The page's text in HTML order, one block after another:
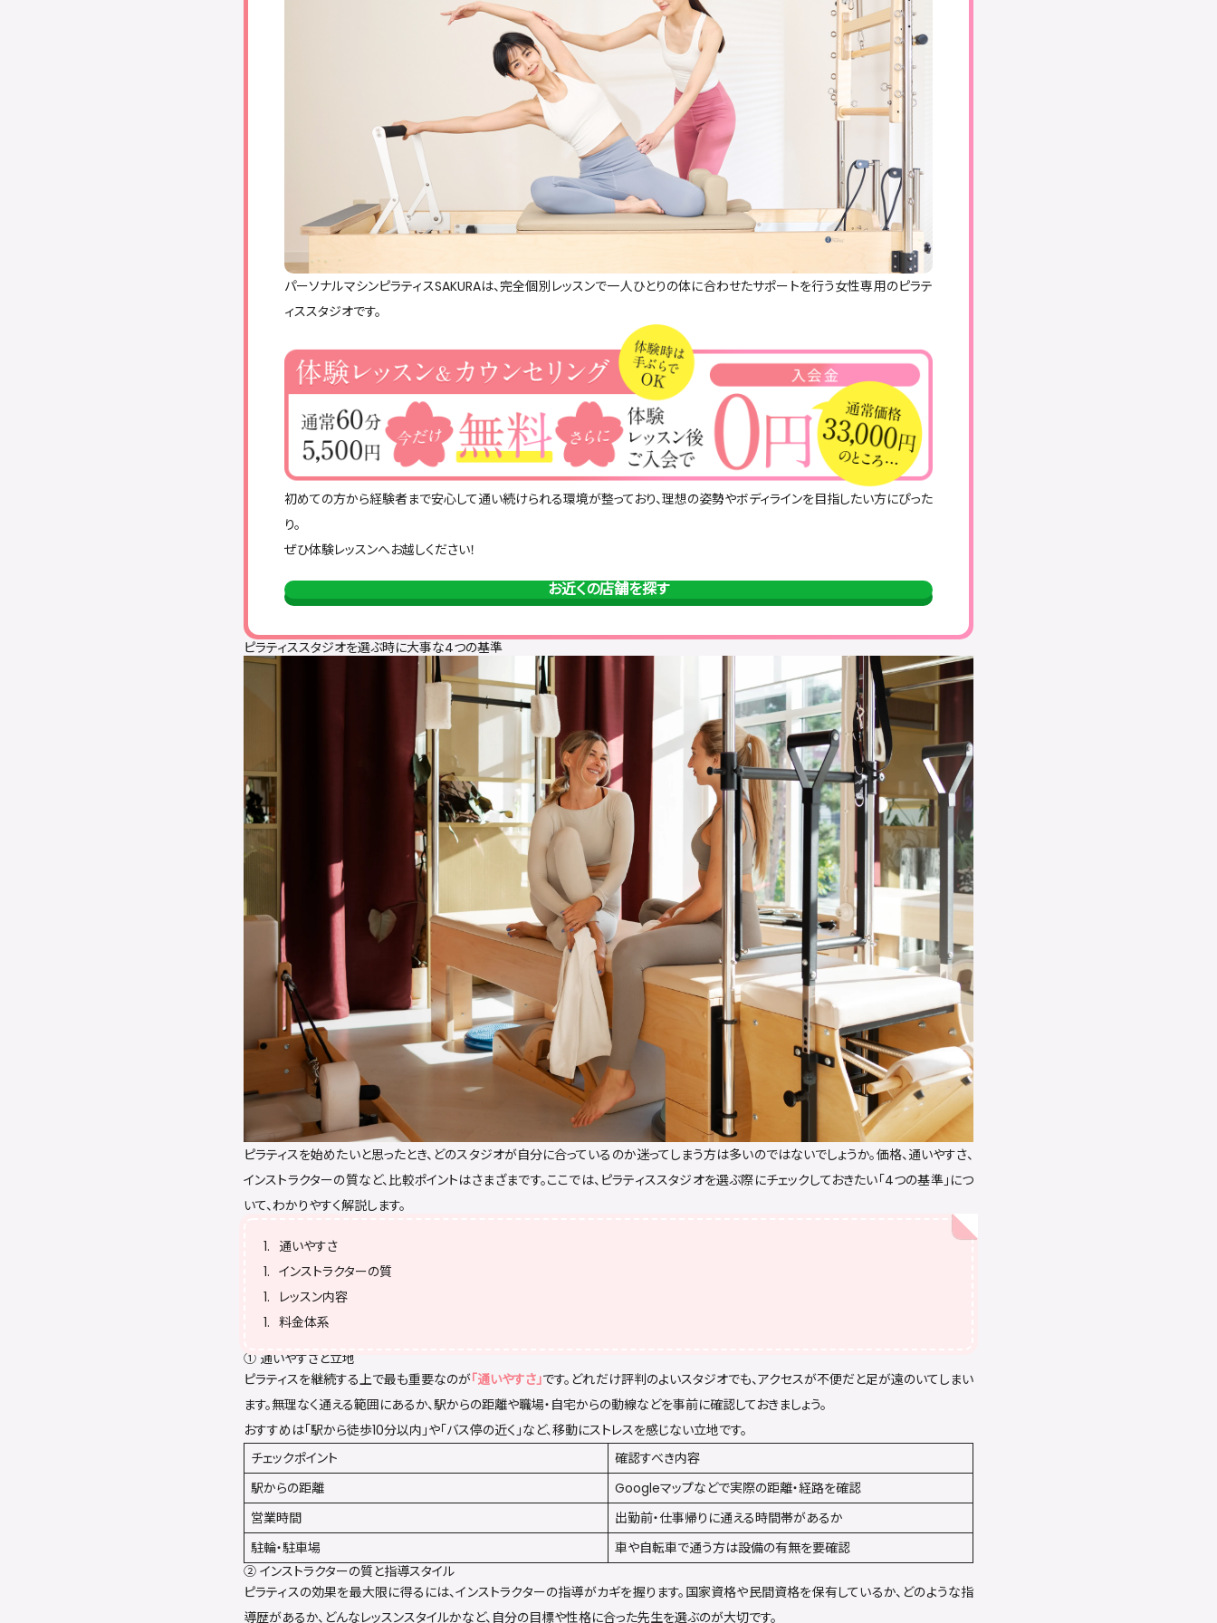
パーソナルマシンピラティスSAKURAは、完全個別レッスンで一人ひとりの体に合わせたサポートを行う女性専用のピラテ
ィススタジオです。
初めての方から経験者まで安心して通い続けられる環境が整っており、理想の姿勢やボディラインを目指したい方にぴった
り。
ぜひ体験レッスンへお越しください！
お近くの店舗を探す
ピラティススタジオを選ぶ時に大事な4つの基準
ピラティスを始めたいと思ったとき、どのスタジオが自分に合っているのか迷ってしまう方は多いのではないでしょうか。価格、通いやすさ、
インストラクターの質など、比較ポイントはさまざまです。ここでは、ピラティススタジオを選ぶ際にチェックしておきたい「4つの基準」につ
いて、わかりやすく解説します。
通いやすさ
インストラクターの質
レッスン内容
料金体系
① 通いやすさと立地
ピラティスを継続する上で最も重要なのが「通いやすさ」です。どれだけ評判のよいスタジオでも、アクセスが不便だと足が遠のいてしまい
ます。無理なく通える範囲にあるか、駅からの距離や職場・自宅からの動線などを事前に確認しておきましょう。
おすすめは「駅から徒歩10分以内」や「バス停の近く」など、移動にストレスを感じない立地です。
チェックポイント
確認すべき内容
駅からの距離
Googleマップなどで実際の距離・経路を確認
営業時間
出勤前・仕事帰りに通える時間帯があるか
駐輪・駐車場
車や自転車で通う方は設備の有無を要確認
② インストラクターの質と指導スタイル
ピラティスの効果を最大限に得るには、インストラクターの指導がカギを握ります。国家資格や民間資格を保有しているか、どのような指
導歴があるか、どんなレッスンスタイルかなど、自分の目標や性格に合った先生を選ぶのが大切です。